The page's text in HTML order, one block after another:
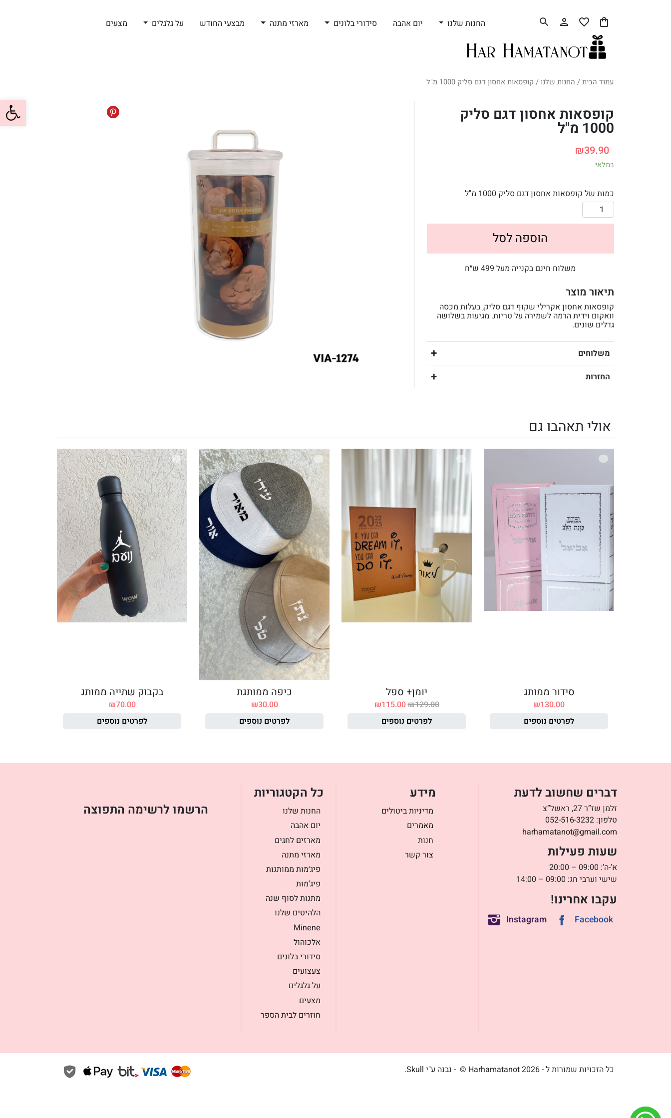
פתח
החנות שלנו יום אהבה סידורי בלונים מארזי מתנה מבצעי החודש על גלגלים מצעים
עמוד הבית/ החנות שלנו / קופסאות אחסון דגם סליק 1000 מ"ל
קופסאות אחסון דגם סליק
1000 מ"ל
₪39.90
במלאי
כמות של קופסאות אחסון דגם סליק 1000 מ"ל
הוספה לסל
משלוח חינם בקנייה מעל 499 ש״ח
תיאור מוצר
קופסאות אחסון אקרילי שקוף דגם סליק, בעלות מכסה
וואקום וידית הרמה לשמירה על טריות. מגיעות בשלושה
גדלים שונים.
משלוחים
החזרות
אולי תאהבו גם
סידור ממותג
₪130.00
לפרטים נוספים
יומן+ ספל
₪129.00
₪115.00
לפרטים נוספים
כיפה ממותגת
₪30.00
לפרטים נוספים
בקבוק שתייה ממותג
₪70.00
לפרטים נוספים
דברים שחשוב לדעת
זלמן שז”ר 27, ראשל”צ
טלפון: 052-516-3232
harhamatanot@gmail.com
שעות פעילות
א’-ה’: 09:00 – 20:00
שישי וערבי חג: 09:00 – 14:00
עקבו אחרינו!
Facebook
Instagram
מידע
מדיניות ביטולים
מאמרים
חנות
צור קשר
כל הקטגוריות
החנות שלנו
יום אהבה
מארזים לחגים
מארזי מתנה
פיג׳מות ממותגות
פיג'מות
מתנות לסוף שנה
הלהיטים שלנו
Minene
אלכוהול
סידורי בלונים
צעצועים
על גלגלים
מצעים
חוזרים לבית הספר
הרשמו לרשימה התפוצה
כל הזכויות שמורות ל - Harhamatanot 2026 © - נבנה ע"י Skull
.